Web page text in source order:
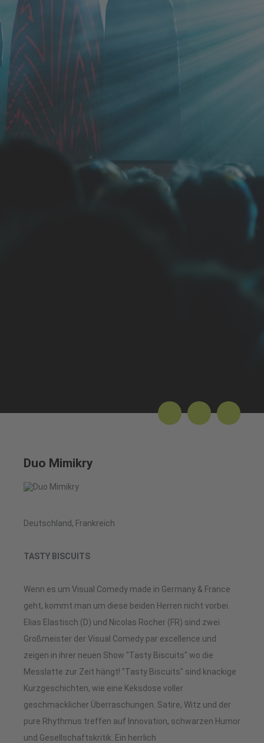
Duo Mimikry
Deutschland, Frankreich
TASTY BISCUITS
Wenn es um Visual Comedy made in Germany & France
geht, kommt man um diese beiden Herren nicht vorbei.
Elias Elastisch (D) und Nicolas Rocher (FR) sind zwei
Großmeister der Visual Comedy par excellence und
zeigen in ihrer neuen Show "Tasty Biscuits" wo die
Messlatte zur Zeit hängt! "Tasty Biscuits" sind knackige
Kurzgeschichten, wie eine Keksdose voller
geschmacklicher Überraschungen. Satire, Witz und der
pure Rhythmus treffen auf Innovation, schwarzen Humor
und Gesellschaftskritik. Ein herrlich